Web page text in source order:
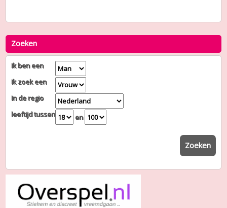
Zoeken
Ik ben een
Ik zoek een
In de regio
leeftijd tussen
en
Zoeken